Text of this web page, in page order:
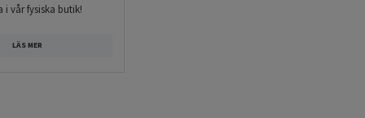
i vår fysiska butik!
LÄS MER